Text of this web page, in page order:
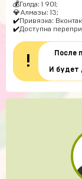
💰Голда: 1 901;
💎Алмазы: 13;
✔️Привязка:
✔️Доступна
!
После
И будет